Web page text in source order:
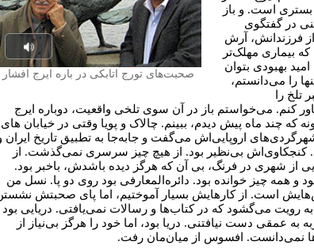
صحبت‌های تورج اتابکی در باره ایرج افشار
بستری است. و باز
در گفتگوی
فرزندانش، آرش
بیماری مهلک‌تر
بهبودی بتوان
را می‌دانستم،
تلخ را
کنم. می‌خواستم باز در آن سوی تلخی واقعیت، دوباره ایرج
که چند ماه پیش دیدم، ببینم. چالاک و پویا وقتی در خیابان های
اروپایی‌اش می‌گفت و جابه‌جا به تطبیق تاریخ ایران
کنجکاوی‌اش بی‌نظیر بود. از هیچ چیز سرسری نمی‌گذشت. از
از شهری در فرنگ، بی آن که هرگز دیده باشدش، باخبر بود.
و همه چیز خوانده بود. دائره‌المعارفی بود روی دو پا. نسل من
است. از کارهایش بسیار آموختیم، اما پای صحبتش
به رویت می‌گشود که در کتاب‌ها و رسالات نمی‌یافتی. دریایی بود
به عمقی دست نیافتنی. دریا بود، اما خود را هرگز بی‌نیاز از
نمی‌دانست. افسوس از میان‌مان رفت.